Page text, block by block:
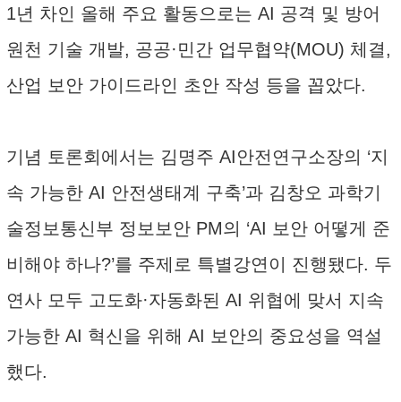
1년 차인 올해 주요 활동으로는 AI 공격 및 방어
원천 기술 개발, 공공·민간 업무협약(MOU) 체결,
산업 보안 가이드라인 초안 작성 등을 꼽았다.
기념 토론회에서는 김명주 AI안전연구소장의 ‘지
속 가능한 AI 안전생태계 구축’과 김창오 과학기
술정보통신부 정보보안 PM의 ‘AI 보안 어떻게 준
비해야 하나?’를 주제로 특별강연이 진행됐다. 두
연사 모두 고도화·자동화된 AI 위협에 맞서 지속
가능한 AI 혁신을 위해 AI 보안의 중요성을 역설
했다.